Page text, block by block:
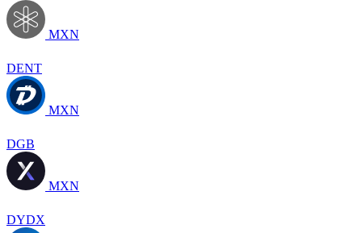
MXN
DENT
MXN
DGB
MXN
DYDX